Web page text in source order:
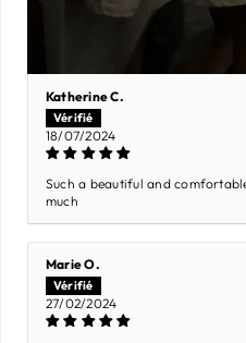
Katherine C.
18/07/2024
Such a beautiful and
much
Marie O.
27/02/2024